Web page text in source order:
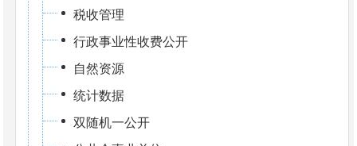
税收管理
行政事业性收费公开
自然资源
统计数据
双随机一公开